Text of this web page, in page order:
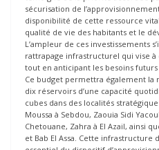
sécurisation de
disponibilité de cette ressource
qualité de vie des habitants et le
L’ampleur de ces investissements
rattrapage infrastructurel qui vise
tout en anticipant les besoins
Ce budget permettra également
dix réservoirs d’une capacité
cubes dans des localités
Moussa à Sebdou, Zaouia Sidi
Chetouane, Zahra à El Azail, ainsi
et Bab El Assa. Cette infrastructure